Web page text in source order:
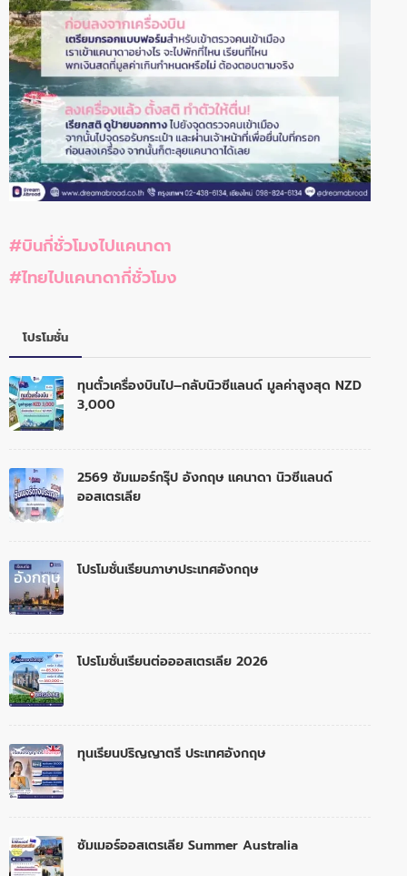
#บินกี่ชั่วโมงไปแคนาดา
#ไทยไปแคนาดากี่ชั่วโมง
โปรโมชั่น
ทุนตั๋วเครื่องบินไป–กลับนิวซีแลนด์ มูลค่าสูงสุด NZD
3,000
2569 ซัมเมอร์กรุ๊ป อังกฤษ แคนาดา นิวซีแลนด์
ออสเตรเลีย
โปรโมชั่นเรียนภาษาประเทศอังกฤษ
โปรโมชั่นเรียนต่อออสเตรเลีย 2026
ทุนเรียนปริญญาตรี ประเทศอังกฤษ
ซัมเมอร์ออสเตรเลีย Summer Australia